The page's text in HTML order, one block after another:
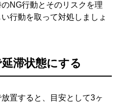
NG行動とそのリスクを理
行動を取って対処しましょ
滞状態にする
置すると、目安として3ヶ